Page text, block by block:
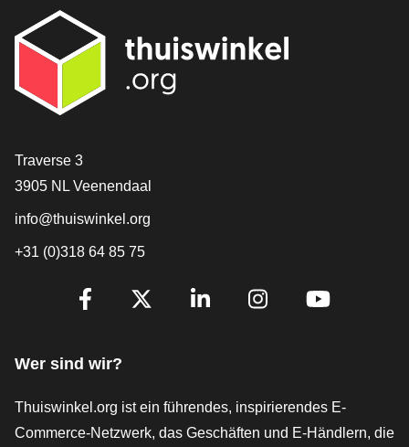
[_General:Contact]
Traverse 3
3905 NL Veenendaal
info@thuiswinkel.org
+31 (0)318 64 85 75
[_General:SocialMediaTitle]
Wer sind wir?
Thuiswinkel.org ist ein führendes, inspirierendes E-
Commerce-Netzwerk, das Geschäften und E-Händlern, die